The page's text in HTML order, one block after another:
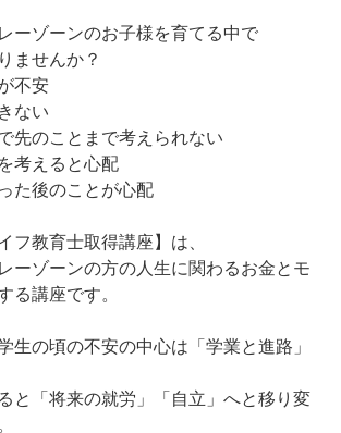
ーゾーンのお子様を育てる中で
ませんか？
不安
ない
先のことまで考えられない
考えると心配
た後のことが心配
フ教育士取得講座】は、
ーゾーンの方の人生に関わるお金とモ
る講座です。
生の頃の不安の中心は「学業と進路」
と「将来の就労」「自立」へと移り変